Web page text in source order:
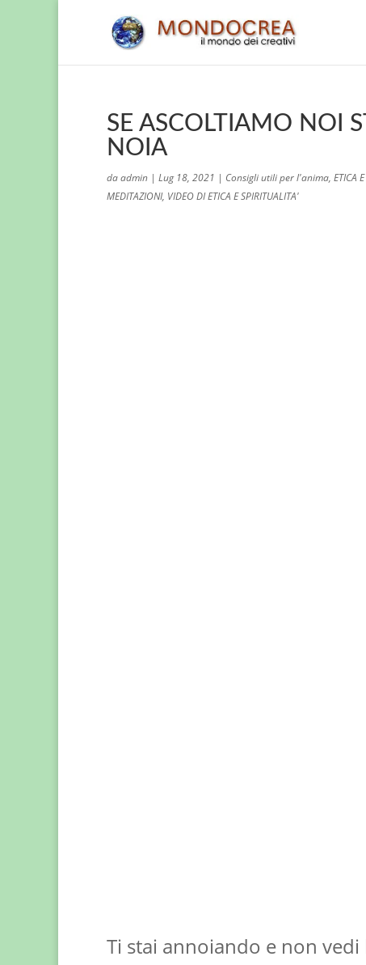
SE ASCOLTIAMO NOI
NOIA
daadmin | Lug 18, 2021 | Consigli utili per l'anima, ETICA
MEDITAZIONI, VIDEO DI ETICA E SPIRITUALITA'
Ti stai annoiando e non vedi